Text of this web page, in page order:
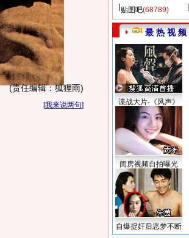
(责任编辑：狐狸雨)
[我来说两句]
贴图吧(68789)
最 热 视 频
谍战大片-《风声》
闺房视频自拍曝光
自爆捉奸后恶梦不断